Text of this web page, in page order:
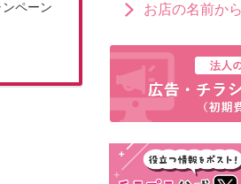
ペーン
【DCMアプリ会員さま限定】
お店の名前か